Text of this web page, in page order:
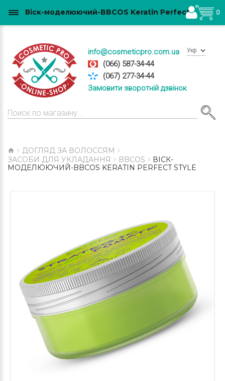
info@cosmeticpro.com.ua
(066) 587-34-44
(067) 277-34-44
Замовити зворотній дзвінок
Укр
0
ДОГЛЯД ЗА ВОЛОССЯМ
ЗАСОБИ ДЛЯ УКЛАДАННЯ
BBCOS
ВІСК-
МОДЕЛЮЮЧИЙ-BBCOS KERATIN PERFECT STYLE
Віск-моделюючий-BBCOS Keratin Perfect Style купити в Україні